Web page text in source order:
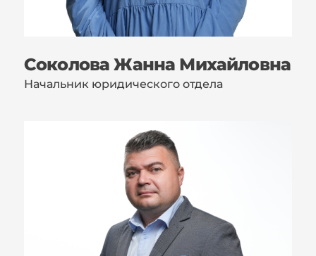
Соколова Жанна Михайловна
Начальник юридического отдела